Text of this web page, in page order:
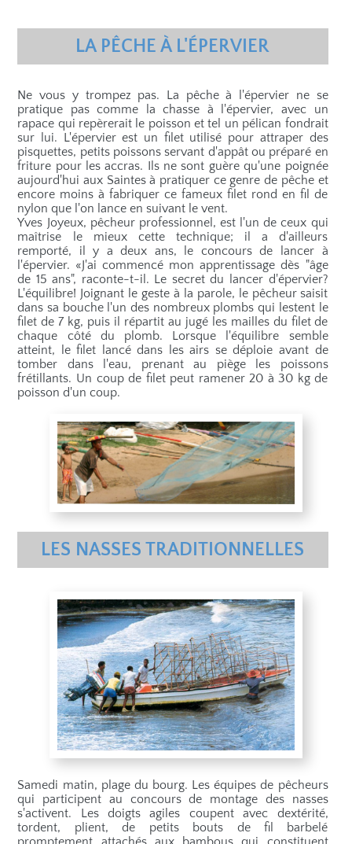
LA PÊCHE À L'ÉPERVIER
Ne vous y trompez pas. La pêche à l'épervier ne se
pratique pas comme la chasse à l'épervier, avec un
rapace qui repèrerait le poisson et tel un pélican fondrait
sur lui. L'épervier est un filet utilisé pour attraper des
pisquettes, petits poissons servant d'appât ou préparé en
friture pour les accras. Ils ne sont guère qu'une poignée
aujourd'hui aux Saintes à pratiquer ce genre de pêche et
encore moins à fabriquer ce fameux filet rond en fil de
nylon que l'on lance en suivant le vent.
Yves Joyeux, pêcheur professionnel, est l'un de ceux qui
maîtrise le mieux cette technique; il a d'ailleurs
remporté, il y a deux ans, le concours de lancer à
l'épervier. «J'ai commencé mon apprentissage dès "âge
de 15 ans", raconte-t-il. Le secret du lancer d'épervier?
L'équilibre! Joignant le geste à la parole, le pêcheur saisit
dans sa bouche l'un des nombreux plombs qui lestent le
filet de 7 kg, puis il répartit au jugé les mailles du filet de
chaque côté du plomb. Lorsque l'équilibre semble
atteint, le filet lancé dans les airs se déploie avant de
tomber dans l'eau, prenant au piège les poissons
frétillants. Un coup de filet peut ramener 20 à 30 kg de
poisson d'un coup.
LES NASSES TRADITIONNELLES
Samedi matin, plage du bourg. Les équipes de pêcheurs
qui participent au concours de montage des nasses
s'activent. Les doigts agiles coupent avec dextérité,
tordent, plient, de petits bouts de fil barbelé